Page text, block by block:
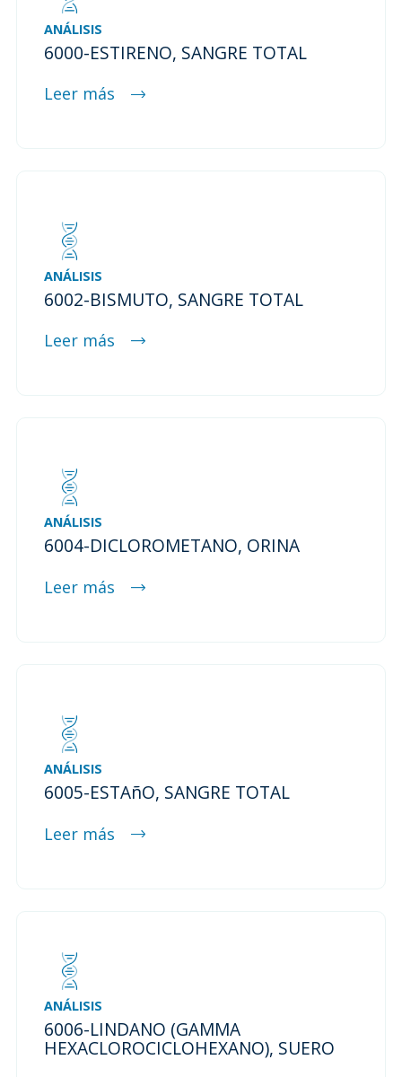
ANÁLISIS
6000-ESTIRENO, SANGRE TOTAL
Leer más
ANÁLISIS
6002-BISMUTO, SANGRE TOTAL
Leer más
ANÁLISIS
6004-DICLOROMETANO, ORINA
Leer más
ANÁLISIS
6005-ESTAñO, SANGRE TOTAL
Leer más
ANÁLISIS
6006-LINDANO (GAMMA
HEXACLOROCICLOHEXANO), SUERO